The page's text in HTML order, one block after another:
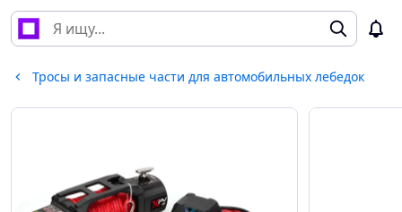
Тросы и запасные части для автомобильных лебедок